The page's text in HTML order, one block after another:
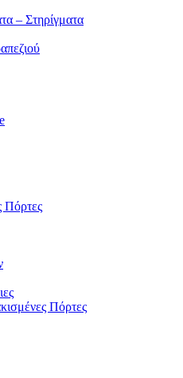
– Στηρίγματα
Πόρτες
Πόρτες